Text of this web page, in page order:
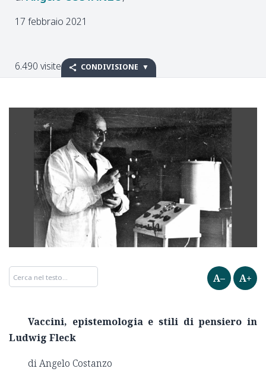
17 febbraio 2021
6.490 visite CONDIVISIONE
A– A+
Vaccini, epistemologia e stili di pensiero in
Ludwig Fleck
di Angelo Costanzo